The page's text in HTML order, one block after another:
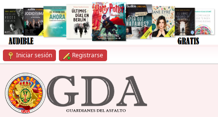
Iniciar sesión Registrarse